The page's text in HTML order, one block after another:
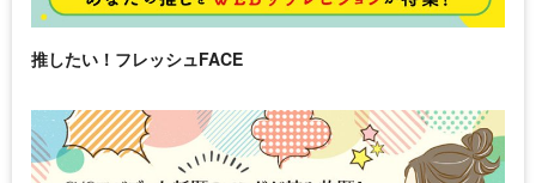
推したい！フレッシュFACE